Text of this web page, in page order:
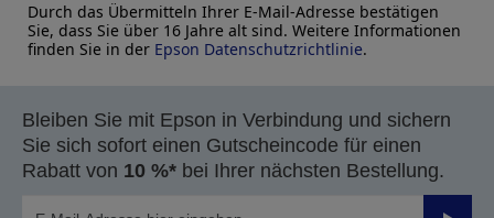
Durch das Übermitteln Ihrer E-Mail-Adresse bestätigen
Sie, dass Sie über 16 Jahre alt sind. Weitere Informationen
finden Sie in der Epson Datenschutzrichtlinie.
Bleiben Sie mit Epson in Verbindung und sichern
Sie sich sofort einen Gutscheincode für einen
Rabatt von 10 %* bei Ihrer nächsten Bestellung.